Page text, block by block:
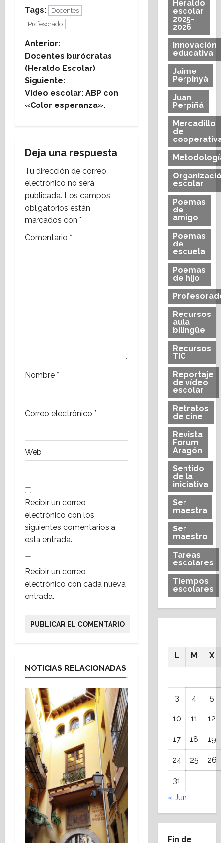
Tags:
Docentes
Profesorado
N
a
v
e
a
c
i
ó
n
r
a
d
a
s
Anterior:
Docentes burócratas
(Heraldo Escolar)
Siguiente:
Vídeo escolar: ABP con
«Color esperanza».
Deja una respuesta
Tu dirección de correo
electrónico no será
publicada. Los campos
obligatorios están
marcados con *
Comentario *
Nombre *
Correo electrónico *
Web
Recibir un correo
electrónico con los
siguientes comentarios a
esta entrada.
Recibir un correo
electrónico con cada nueva
entrada.
NOTICIAS RELACIONADAS
Heraldo
escolar
2025-
2026
Innovación
educativa
Jaime
Perpinyà
Juan
Perpiñá
Mercadillo
de
escolar
Poemas
de
amigo
Poemas
de
escuela
Poemas
de hijo
Recursos
aula
bilingüe
Recursos
TIC
Reportaje
de vídeo
escolar
Retratos
de cine
Revista
Forum
Aragón
Sentido
de la
iniciativa
Ser
maestra
Ser
maestro
Tareas
escolares
Tiempos
escolares
L M X
3 4 5
10 11 12
17 18 19
24 25 26
31
« Jun
Fin de